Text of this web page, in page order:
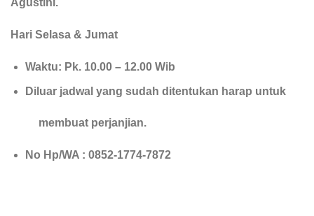
Agustini.
Hari Selasa & Jumat
Waktu: Pk. 10.00 – 12.00 Wib
Diluar jadwal yang sudah ditentukan harap untuk
membuat perjanjian.
No Hp/WA : 0852-1774-7872